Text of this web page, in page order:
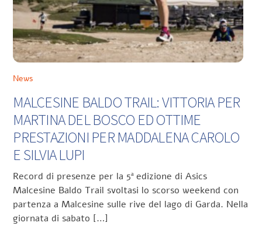
News
MALCESINE BALDO TRAIL: VITTORIA PER
MARTINA DEL BOSCO ED OTTIME
PRESTAZIONI PER MADDALENA CAROLO
E SILVIA LUPI
Record di presenze per la 5ª edizione di Asics
Malcesine Baldo Trail svoltasi lo scorso weekend con
partenza a Malcesine sulle rive del lago di Garda. Nella
giornata di sabato […]